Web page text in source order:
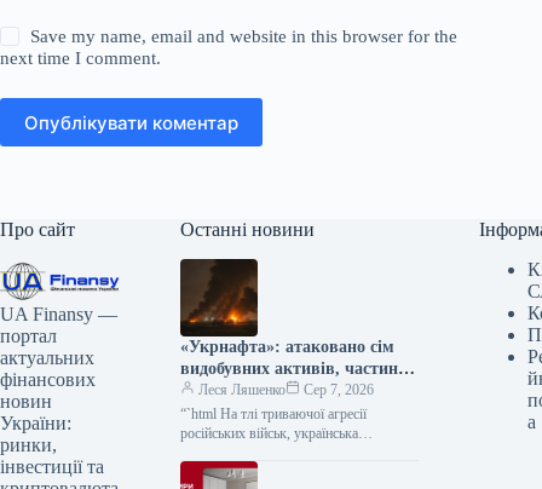
Save my name, email and website in this browser for the
next time I comment.
Опублікувати коментар
Про сайт
UA Finansy —
портал
актуальних
фінансових
новин
України:
ринки,
інвестиції та
Останні новини
«Укрнафта»: атаковано сім
видобувних активів, частину
об’єктів зупинено
Леся Ляшенко
Сер 7, 2026
“`html На тлі триваючої агресії
російських військ, українська
втрат. Зокрема, в ніч на 7 серпня
а